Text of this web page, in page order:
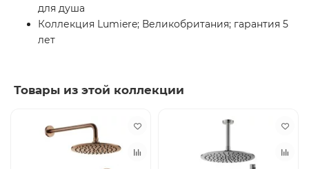
для душа
Коллекция Lumiere; Великобритания; гарантия 5
лет
Товары из этой коллекции